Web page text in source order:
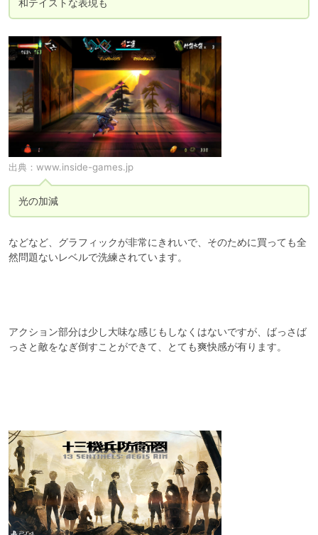
和テイストな表現も
出典： www.inside-games.jp
光の加減
などなど、グラフィックが非常にきれいで、そのために買っても全
然問題ないレベルで洗練されています。
アクション部分は少し大味な感じもしなくはないですが、ばっさば
っさと敵をなぎ倒すことができて、とても爽快感が有ります。